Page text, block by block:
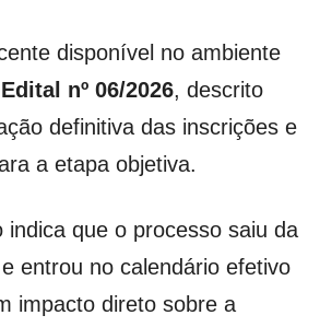
disponível no ambiente
Edital nº 06/2026, descrito
definitiva das inscrições e
a etapa objetiva.
indica que o processo saiu da
entrou no calendário efetivo
impacto direto sobre a